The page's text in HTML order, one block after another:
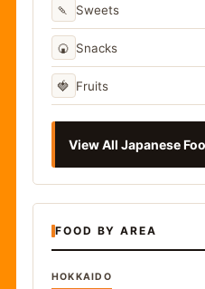
🍡 Sweets
🍘 Snacks
🍓 Fruits
View All Japanese
FOOD BY AREA
HOKKAIDO